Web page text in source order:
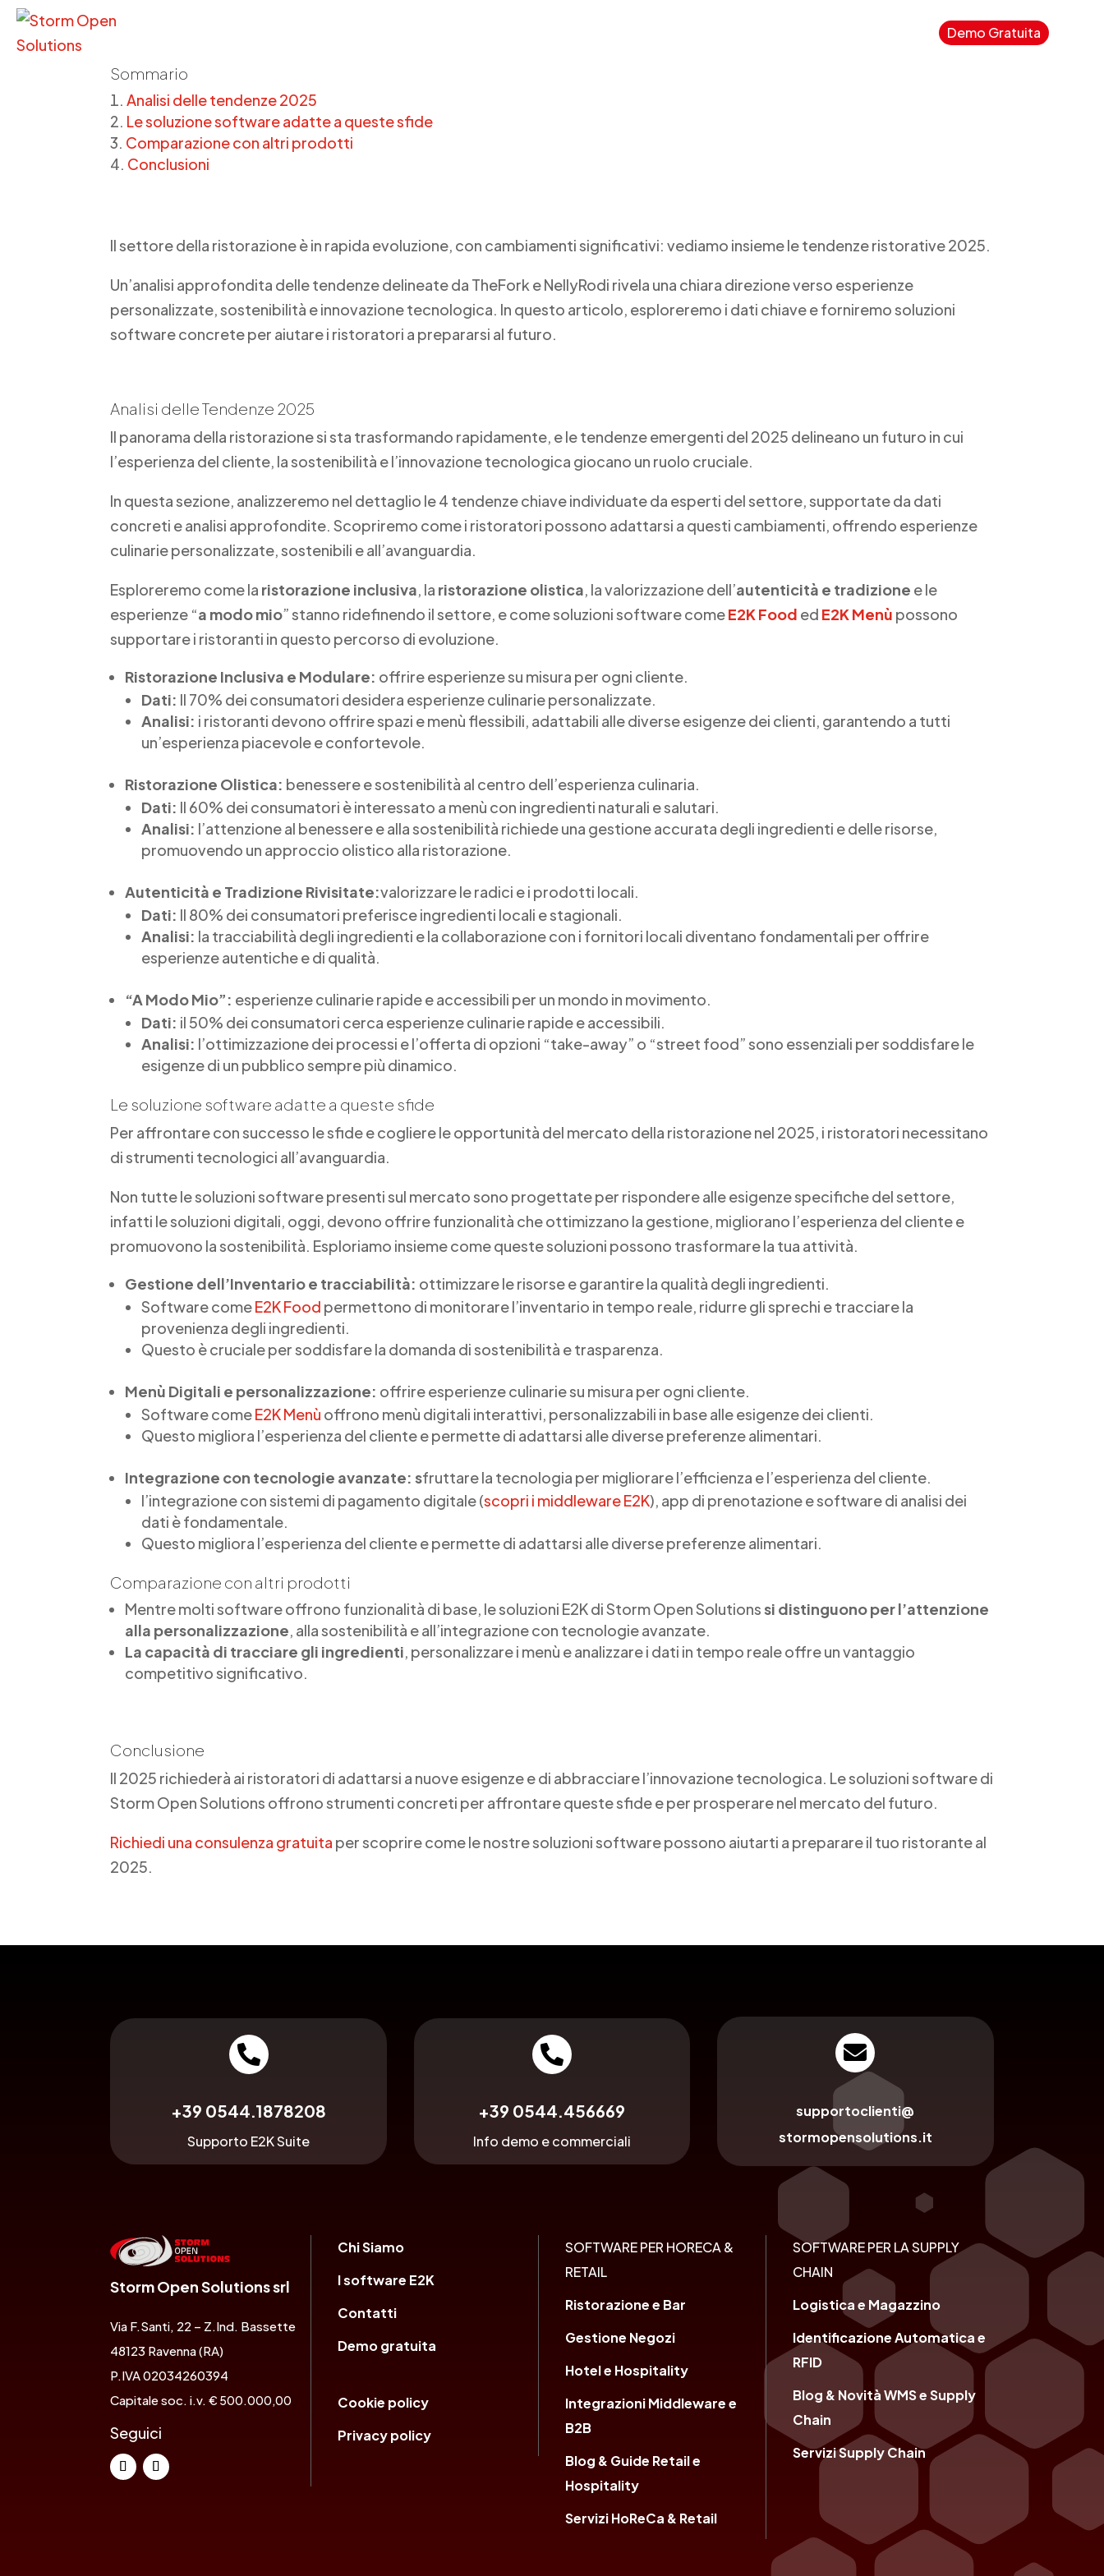
Demo Gratuita
Sommario
Analisi delle tendenze 2025
Le soluzione software adatte a queste sfide
Comparazione con altri prodotti
Conclusioni
Il settore della ristorazione è in rapida evoluzione, con cambiamenti significativi: vediamo insieme le tendenze ristorative 2025.
Un’analisi approfondita delle tendenze delineate da TheFork e NellyRodi rivela una chiara direzione verso esperienze
personalizzate, sostenibilità e innovazione tecnologica. In questo articolo, esploreremo i dati chiave e forniremo soluzioni
software concrete per aiutare i ristoratori a prepararsi al futuro.
Analisi delle Tendenze 2025
Il panorama della ristorazione si sta trasformando rapidamente, e le tendenze emergenti del 2025 delineano un futuro in cui
l’esperienza del cliente, la sostenibilità e l’innovazione tecnologica giocano un ruolo cruciale.
In questa sezione, analizzeremo nel dettaglio le 4 tendenze chiave individuate da esperti del settore, supportate da dati
concreti e analisi approfondite. Scopriremo come i ristoratori possono adattarsi a questi cambiamenti, offrendo esperienze
culinarie personalizzate, sostenibili e all’avanguardia.
Esploreremo come la ristorazione inclusiva, la ristorazione olistica, la valorizzazione dell’autenticità e tradizione e le
esperienze “a modo mio” stanno ridefinendo il settore, e come soluzioni software comeE2K Food ed E2K Menù possono
supportare i ristoranti in questo percorso di evoluzione.
Ristorazione Inclusiva e Modulare: offrire esperienze su misura per ogni cliente.
Dati: Il 70% dei consumatori desidera esperienze culinarie personalizzate.
Analisi: i ristoranti devono offrire spazi e menù flessibili, adattabili alle diverse esigenze dei clienti, garantendo a tutti
un’esperienza piacevole e confortevole.
Ristorazione Olistica: benessere e sostenibilità al centro dell’esperienza culinaria.
Dati: Il 60% dei consumatori è interessato a menù con ingredienti naturali e salutari.
Analisi: l’attenzione al benessere e alla sostenibilità richiede una gestione accurata degli ingredienti e delle risorse,
promuovendo un approccio olistico alla ristorazione.
Autenticità e Tradizione Rivisitate:valorizzare le radici e i prodotti locali.
Dati: Il 80% dei consumatori preferisce ingredienti locali e stagionali.
Analisi: la tracciabilità degli ingredienti e la collaborazione con i fornitori locali diventano fondamentali per offrire
esperienze autentiche e di qualità.
“A Modo Mio”: esperienze culinarie rapide e accessibili per un mondo in movimento.
Dati: il 50% dei consumatori cerca esperienze culinarie rapide e accessibili.
Analisi: l’ottimizzazione dei processi e l’offerta di opzioni “take-away” o “street food” sono essenziali per soddisfare le
esigenze di un pubblico sempre più dinamico.
Le soluzione software adatte a queste sfide
Per affrontare con successo le sfide e cogliere le opportunità del mercato della ristorazione nel 2025, i ristoratori necessitano
di strumenti tecnologici all’avanguardia.
Non tutte le soluzioni software presenti sul mercato sono progettate per rispondere alle esigenze specifiche del settore,
infatti le soluzioni digitali, oggi, devono offrire funzionalità che ottimizzano la gestione, migliorano l’esperienza del cliente e
promuovono la sostenibilità. Esploriamo insieme come queste soluzioni possono trasformare la tua attività.
Gestione dell’Inventario e tracciabilità: ottimizzare le risorse e garantire la qualità degli ingredienti.
Software comeE2K Food permettono di monitorare l’inventario in tempo reale, ridurre gli sprechi e tracciare la
provenienza degli ingredienti.
Questo è cruciale per soddisfare la domanda di sostenibilità e trasparenza.
Menù Digitali e personalizzazione: offrire esperienze culinarie su misura per ogni cliente.
Software comeE2K Menù offrono menù digitali interattivi, personalizzabili in base alle esigenze dei clienti.
Questo migliora l’esperienza del cliente e permette di adattarsi alle diverse preferenze alimentari.
Integrazione con tecnologie avanzate: sfruttare la tecnologia per migliorare l’efficienza e l’esperienza del cliente.
l’integrazione con sistemi di pagamento digitale (scopri i middleware E2K), app di prenotazione e software di analisi dei
dati è fondamentale.
Questo migliora l’esperienza del cliente e permette di adattarsi alle diverse preferenze alimentari.
Comparazione con altri prodotti
Mentre molti software offrono funzionalità di base, le soluzioni E2K di Storm Open Solutionssi distinguono per l’attenzione
alla personalizzazione, alla sostenibilità e all’integrazione con tecnologie avanzate.
La capacità di tracciare gli ingredienti, personalizzare i menù e analizzare i dati in tempo reale offre un vantaggio
competitivo significativo.
Conclusione
Il 2025 richiederà ai ristoratori di adattarsi a nuove esigenze e di abbracciare l’innovazione tecnologica. Le soluzioni software di
Storm Open Solutions offrono strumenti concreti per affrontare queste sfide e per prosperare nel mercato del futuro.
Richiedi una consulenza gratuita per scoprire come le nostre soluzioni software possono aiutarti a preparare il tuo ristorante al
2025.

+39 0544.1878208
Supporto E2K Suite

+39 0544.456669
Info demo e commerciali

supportoclienti@
stormopensolutions.it
Storm Open Solutions srl
Via F.Santi, 22 – Z.Ind. Bassette
48123 Ravenna (RA)
P.IVA 02034260394
Capitale soc. i.v.€ 500.000,00
Seguici
Chi Siamo
I software E2K
Contatti
Demo gratuita
Cookie policy
Privacy policy
SOFTWARE PER HORECA &
RETAIL
Ristorazione e Bar
Gestione Negozi
Hotel e Hospitality
Integrazioni Middleware e
B2B
Blog & Guide Retail e
Hospitality
Servizi HoReCa & Retail
SOFTWARE PER LA SUPPLY
CHAIN
Logistica e Magazzino
Identificazione Automatica e
RFID
Blog & Novità WMS e Supply
Chain
Servizi Supply Chain